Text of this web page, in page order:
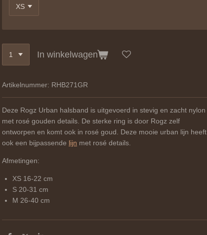
In winkelwagen
Artikelnummer: RHB271GR
Deze Rogz Urban halsband is uitgevoerd in stevig en zacht nylon
met rosé gouden details . De sterke ring is door Rogz zelf
ontworpen en komt ook in rosé goud. Deze mooie urban lijn heeft
ook een bijpassende lijn met rosé details.
Afmetingen:
XS 16-22 cm
S 20-31 cm
M 26-40 cm